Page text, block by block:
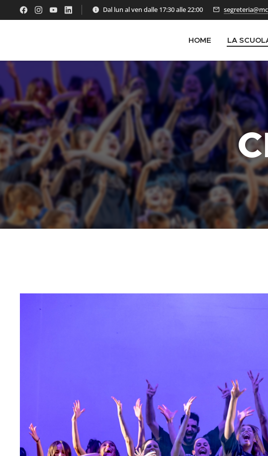
Dal lun al ven dalle 17:30 alle 22:00
HOME LA